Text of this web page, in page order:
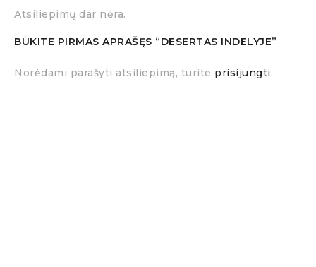
Pistacijų su avietėmis
Klasikinis sūrio pyragas
Atsiliepimų dar nėra.
BŪKITE PIRMAS APRAŠĘS “DESERTAS INDELYJE”
Norėdami parašyti atsiliepimą, turite prisijungti.